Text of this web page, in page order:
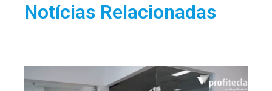
Notícias Relacionadas